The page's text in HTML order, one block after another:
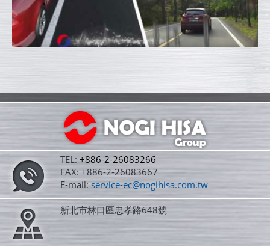
TEL:+886-2-26083266
FAX: +886-2-26083667
E-mail:service-ec@nogihisa.com.tw
新北市林口區忠孝路648號